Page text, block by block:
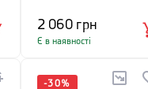
2 060 грн
Є в наявності
-30%